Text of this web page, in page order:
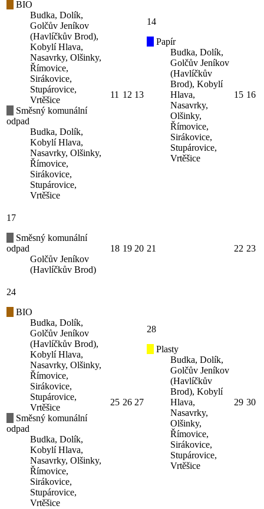
BIO
Budka, Dolík,
Golčův Jeníkov
(Havlíčkův Brod),
Kobylí Hlava,
Nasavrky, Olšinky,
Římovice,
Sirákovice,
Stupárovice,
Vrtěšice
Směsný komunální
odpad
Budka, Dolík,
Kobylí Hlava,
Nasavrky, Olšinky,
Římovice,
Sirákovice,
Stupárovice,
Vrtěšice
11 12 13
14
Papír
Budka, Dolík,
Golčův Jeníkov
(Havlíčkův
Brod), Kobylí
Hlava,
Nasavrky,
Olšinky,
Římovice,
Sirákovice,
Stupárovice,
Vrtěšice
15 16
17
Směsný komunální
odpad
Golčův Jeníkov
(Havlíčkův Brod)
18 19 20 21 22 23
24
BIO
Budka, Dolík,
Golčův Jeníkov
(Havlíčkův Brod),
Kobylí Hlava,
Nasavrky, Olšinky,
Římovice,
Sirákovice,
Stupárovice,
Vrtěšice
Směsný komunální
odpad
Budka, Dolík,
Kobylí Hlava,
Nasavrky, Olšinky,
Římovice,
Sirákovice,
Stupárovice,
Vrtěšice
25 26 27
28
Plasty
Budka, Dolík,
Golčův Jeníkov
(Havlíčkův
Brod), Kobylí
Hlava,
Nasavrky,
Olšinky,
Římovice,
Sirákovice,
Stupárovice,
Vrtěšice
29 30